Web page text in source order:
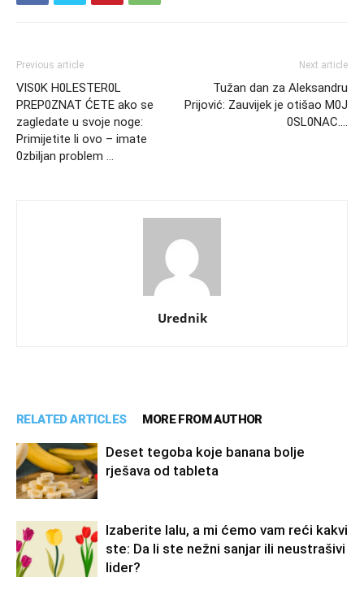
Previous article
VlS0K H0LESTER0L
PREP0ZNAT ĆETE ako se
zagledate u svoje noge:
Primijetite li ovo – imate
0zbiljan problem …
Next article
Tužan dan za Aleksandru
Prijović: Zauvijek je otišao M0J
0SL0NAC….
Urednik
RELATED ARTICLES MORE FROM AUTHOR
Deset tegoba koje banana bolje
rješava od tableta
Izaberite lalu, a mi ćemo vam reći kakvi
ste: Da li ste nežni sanjar ili neustrašivi
lider?